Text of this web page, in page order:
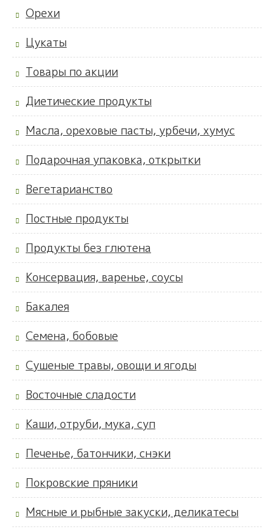
Орехи
Цукаты
Товары по акции
Диетические продукты
Масла, ореховые пасты, урбечи, хумус
Подарочная упаковка, открытки
Вегетарианство
Постные продукты
Продукты без глютена
Консервация, варенье, соусы
Бакалея
Семена, бобовые
Сушеные травы, овощи и ягоды
Восточные сладости
Каши, отруби, мука, суп
Печенье, батончики, снэки
Покровские пряники
Мясные и рыбные закуски, деликатесы